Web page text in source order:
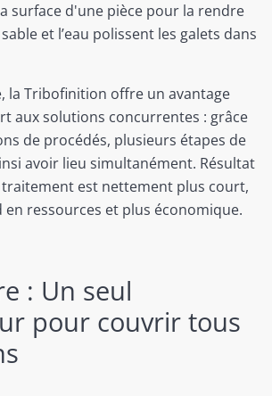
surface d'une pièce pour la rendre
et l’eau polissent les galets dans
la Tribofinition offre un avantage
aux solutions concurrentes : grâce
de procédés, plusieurs étapes de
avoir lieu simultanément. Résultat
traitement est nettement plus court,
ressources et plus économique.
: Un seul
pour couvrir tous